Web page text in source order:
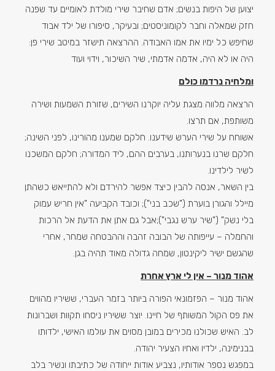
יצוען של היפות בנשים; אדם שחיבר שירי מולדת לאומיים עד שפנה
חזק שמאלה וחבר לקומוניסטים; ובעיקר, סיפורו של ילד אבוד
שחיפש כל ימיו את אמו האבודה. ההרצאה תישזר במיטב שירי פן:
היה או לא היה, אדמה אדמתי, שיר השיכור, וידוי ועוד
ומלחיה נרדמו כולם
הרצאה מלווה מצגת עליה יוקרנו השירים, שזורת השמעות ושירה
משותפת, אם תרצו.
אשוחח על שירי הערש שידענו. חלקם שמענו מהורינו, לפני השינה;
חלקם שרנו בנערותנו, בערבים ההם, ליד המדורה; חלקם המשכנו
לשיר לילדינו.
בין השאר, אנסה להבין כיצד אפשר להירדם ולא להתייאש כשהתן
מיילל והגורן בוערת ("שכב בני"); וכובד הקביעה "אין חריש עמוק
בלי נשק" ("שיר ערש נגבי");אבל גם אתן את הדעת אל הרכות
והחמלה – עייפותה של הבובה זהבה וההבטחה שמחר, אחרי
שהגשם ישיר ליקינטון, שמחה גדולה מאוד תהיה בגן.
אהוד מנור – אין לי ארץ אחרת
אהוד מנור – הפזמונאי הפורה ביותר בזמר העברי, ששיריו מהווים
את פס הקול המשותף של חיינו. יוצר ששיריו ניסחו תקוות ושברונות
לב. האיש שכולנו מכירים במובן מסוים את עולמו האישי, ילדותו
בבנימינה, ילדיו ואחיו הצעיר יהודה.
במפגש נספר אודותיו, נצביע אודות ייחודה של כתיבתו ונשיר בלב